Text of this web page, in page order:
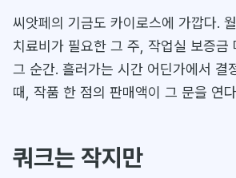
씨앗페의 기금도 카이로스에 가깝다.
치료비가 필요한 그 주, 작업실 보증금
그 순간. 흘러가는 시간 어딘가에서 결
때, 작품 한 점의 판매액이 그 문을 연
쿼크는 작지만